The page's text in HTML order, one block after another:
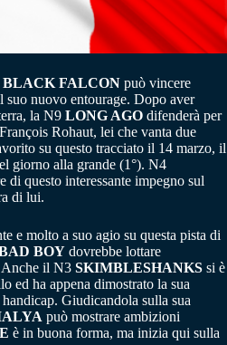
BLACK FALCON può vincere
suo nuovo entourage. Dopo aver
la N9 LONG AGO difenderà per
Rohaut, lei che vanta due
su questo tracciato il 14 marzo, il
giorno alla grande (1°). N4
di questo interessante impegno sul
di lui.
e molto a suo agio su questa pista di
BOY dovrebbe lottare
Anche il N3 SKIMBLESHANKS si è
ed ha appena dimostrato la sua
Giudicandola sulla sua
può mostrare ambizioni
è in buona forma, ma inizia qui sulla